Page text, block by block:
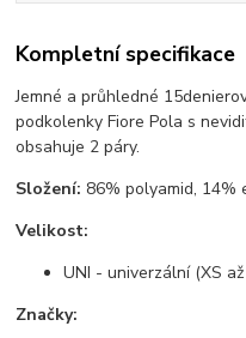
Kompletní specifikace
Jemné a průhledné
podkolenky Fiore Pola s
obsahuje 2 páry.
Složení: 86% polyamid, 14%
Velikost:
UNI - univerzální (XS až
Značky: